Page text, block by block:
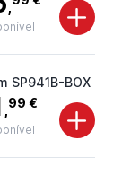
,
SP941B-BOX
,99 €